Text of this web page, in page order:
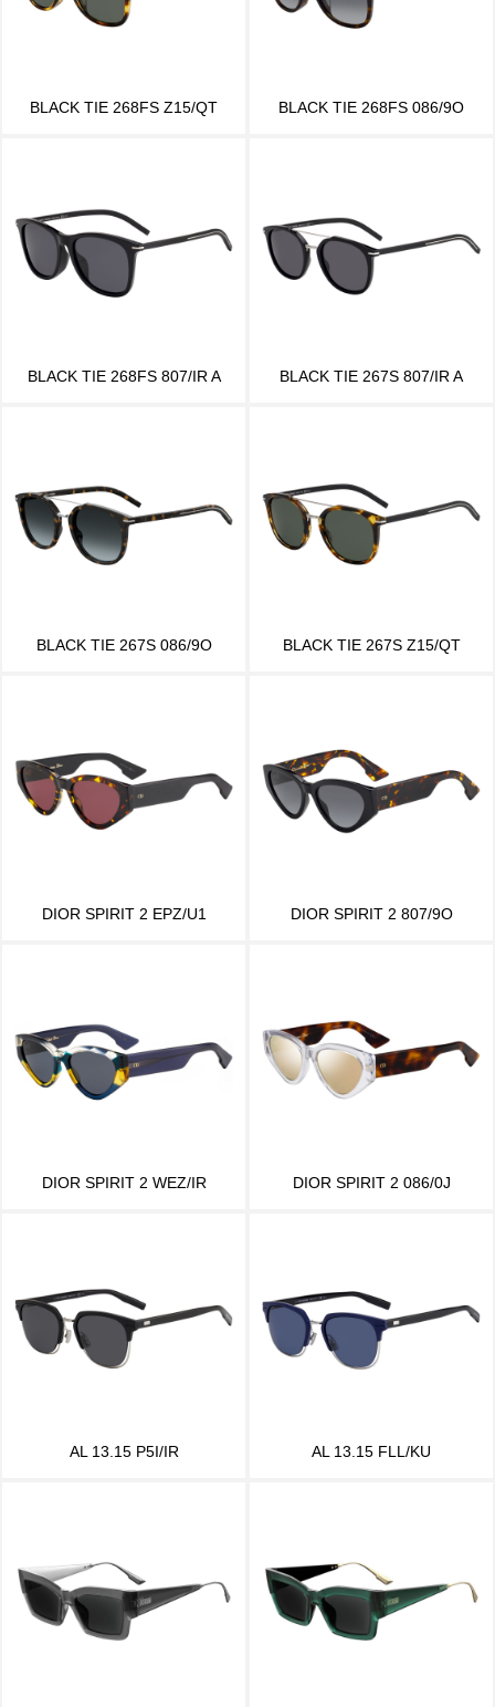
BLACK TIE 268FS Z15/QT BLACK TIE 268FS 086/9O
BLACK TIE 268FS 807/IR A BLACK TIE 267S 807/IR A
BLACK TIE 267S 086/9O BLACK TIE 267S Z15/QT
DIOR SPIRIT 2 EPZ/U1 DIOR SPIRIT 2 807/9O
DIOR SPIRIT 2 WEZ/IR DIOR SPIRIT 2 086/0J
AL 13.15 P5I/IR AL 13.15 FLL/KU